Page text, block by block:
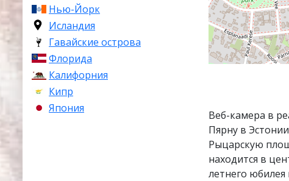
Нью-Йорк
Исландия
Гавайские острова
Флорида
Калифорния
Кипр
Япония
Веб-камера в
Пярну в
Рыцарскую
находится в
летнего